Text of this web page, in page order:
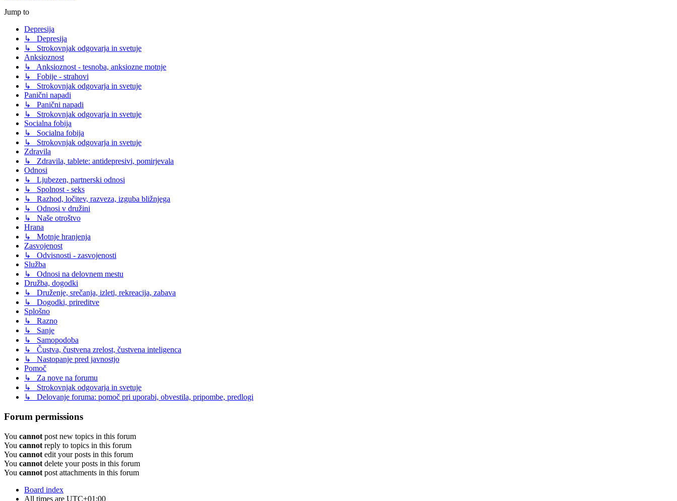
Jump to
Depresija
↳ Depresija
↳ Strokovnjak odgovarja in svetuje
Anksioznost
↳ Anksioznost - tesnoba, anksiozne motnje
↳ Fobije - strahovi
↳ Strokovnjak odgovarja in svetuje
Panični napadi
↳ Panični napadi
↳ Strokovnjak odgovarja in svetuje
Socialna fobija
↳ Socialna fobija
↳ Strokovnjak odgovarja in svetuje
Zdravila
↳ Zdravila, tablete: antidepresivi, pomirjevala
Odnosi
↳ Ljubezen, partnerski odnosi
↳ Spolnost - seks
↳ Razhod, ločitev, razveza, izguba bližnjega
↳ Odnosi v družini
↳ Naše otroštvo
Hrana
↳ Motnje hranjenja
Zasvojenost
↳ Odvisnosti - zasvojenosti
Služba
↳ Odnosi na delovnem mestu
Družba, dogodki
↳ Druženje, srečanja, izleti, rekreacija, zabava
↳ Dogodki, prireditve
Splošno
↳ Razno
↳ Sanje
↳ Samopodoba
↳ Čustva, čustvena zrelost, čustvena inteligenca
↳ Nastopanje pred javnostjo
Pomoč
↳ Za nove na forumu
↳ Strokovnjak odgovarja in svetuje
↳ Delovanje foruma: pomoč pri uporabi, obvestila, pripombe, predlogi
Forum permissions
You cannot post new topics in this forum
You cannot reply to topics in this forum
You cannot edit your posts in this forum
You cannot delete your posts in this forum
You cannot post attachments in this forum
Board index
All times are UTC+01:00